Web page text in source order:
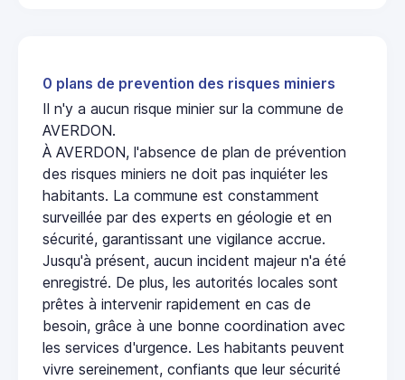
0 plans de prevention des risques miniers
Il n'y a aucun risque minier sur la commune de
AVERDON.
À AVERDON, l'absence de plan de prévention
des risques miniers ne doit pas inquiéter les
habitants. La commune est constamment
surveillée par des experts en géologie et en
sécurité, garantissant une vigilance accrue.
Jusqu'à présent, aucun incident majeur n'a été
enregistré. De plus, les autorités locales sont
prêtes à intervenir rapidement en cas de
besoin, grâce à une bonne coordination avec
les services d'urgence. Les habitants peuvent
vivre sereinement, confiants que leur sécurité